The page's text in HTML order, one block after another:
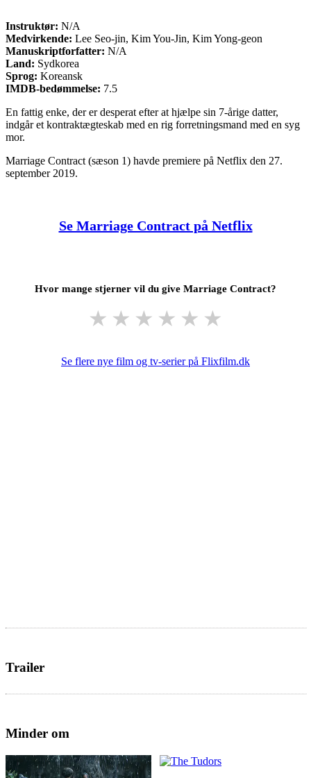
Instruktør: N/A
Medvirkende: Lee Seo-jin, Kim You-Jin, Kim Yong-geon
Manuskriptforfatter: N/A
Land: Sydkorea
Sprog: Koreansk
IMDB-bedømmelse: 7.5
En fattig enke, der er desperat efter at hjælpe sin 7-årige datter,
indgår et kontraktægteskab med en rig forretningsmand med en syg
mor.
Marriage Contract (sæson 1) havde premiere på Netflix den 27.
september 2019.
Se Marriage Contract på Netflix
Hvor mange stjerner vil du give Marriage Contract?
★ ★ ★ ★ ★ ★
Se flere nye film og tv-serier på Flixfilm.dk
Trailer
Minder om